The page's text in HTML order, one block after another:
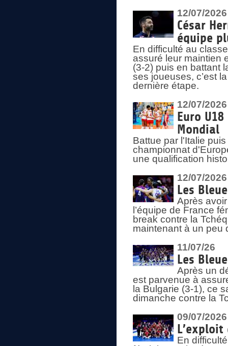
12/07/2026
César
équipe
En difficulté au
assuré leur maintien
(3-2) puis en battant
ses joueuses, c’est
dernière étape.
12/07/2026
Euro
Mondial
Battue par l'Italie
championnat
une qualification
12/07/2026
Les
Après
l’équipe de France
break contre la
maintenant à un peu
11/07/26
Les
Après un
est parvenue à
la Bulgarie (3-1), ce
dimanche contre la
09/07/2026
En